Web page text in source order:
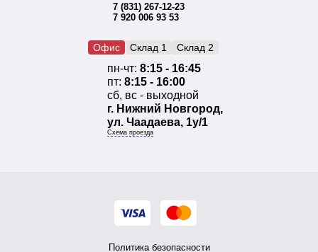
7 (831) 267-12-23
7 920 006 93 53
Офис Склад 1 Склад 2
пн-чт: 8:15 - 16:45
пт: 8:15 - 16:00
сб, вс - выходной
г. Нижний Новгород,
ул. Чаадаева, 1у/1
Схема проезда
Политика безопасности